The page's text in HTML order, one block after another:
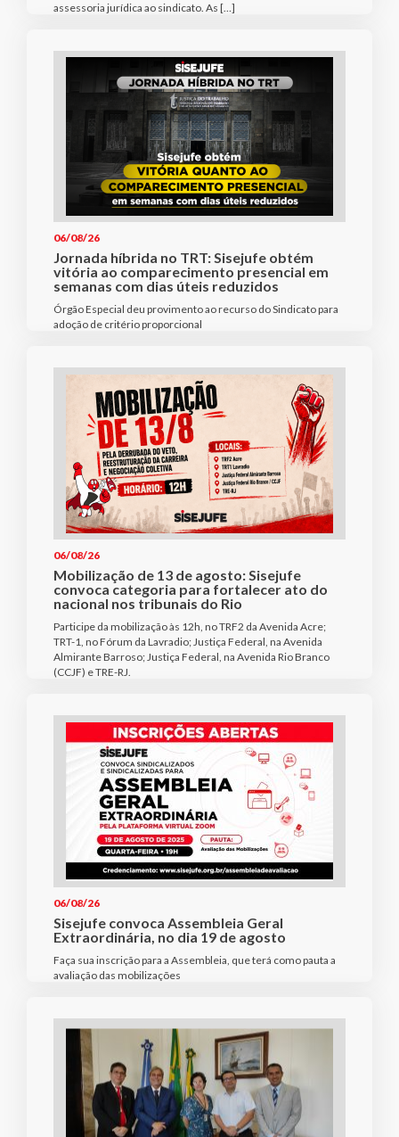
assessoria jurídica ao sindicato. As […]
06/08/26
Jornada híbrida no TRT: Sisejufe obtém
vitória ao comparecimento presencial em
semanas com dias úteis reduzidos
Órgão Especial deu provimento ao recurso do Sindicato para
adoção de critério proporcional
06/08/26
Mobilização de 13 de agosto: Sisejufe
convoca categoria para fortalecer ato do
nacional nos tribunais do Rio
Participe da mobilização às 12h, no TRF2 da Avenida Acre;
TRT-1, no Fórum da Lavradio; Justiça Federal, na Avenida
Almirante Barroso; Justiça Federal, na Avenida Rio Branco
(CCJF) e TRE-RJ.
06/08/26
Sisejufe convoca Assembleia Geral
Extraordinária, no dia 19 de agosto
Faça sua inscrição para a Assembleia, que terá como pauta a
avaliação das mobilizações